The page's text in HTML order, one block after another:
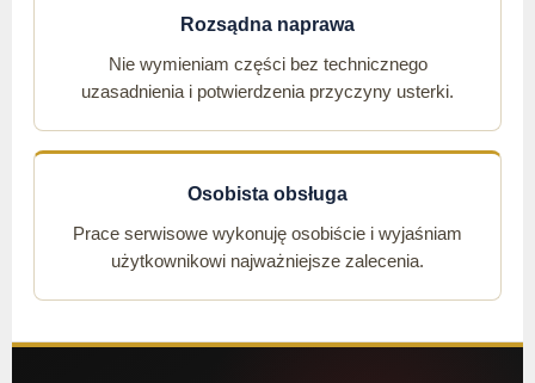
Rozsądna naprawa
Nie wymieniam części bez technicznego
uzasadnienia i potwierdzenia przyczyny usterki.
Osobista obsługa
Prace serwisowe wykonuję osobiście i wyjaśniam
użytkownikowi najważniejsze zalecenia.